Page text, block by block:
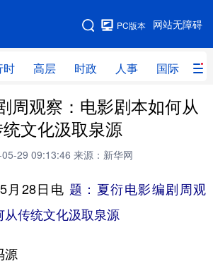
网站无障碍
PC版本
时 高层 时政 人事 国际 财
网站地图
高层 时政 人事
财经 网评
科创 量子 体育
书画 健康
视频
周观察：电影剧本如何从
统文化汲取泉源
29 09:13:46 来源：新华网
28日电 题：夏衍电影编剧周观
从传统文化汲取泉源